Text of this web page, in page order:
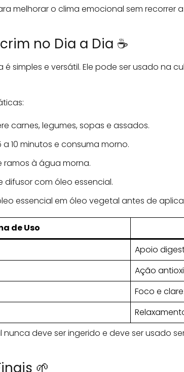
melhorar o clima emocional sem recorrer
no Dia a Dia ☕
simples e versátil. Ele pode ser usado na
carnes, legumes, sopas e assados.
a 10 minutos e consuma morno.
ramos à água morna.
difusor com óleo essencial.
essencial em óleo vegetal antes de
de Uso
Apoio
Ação
Foco e
nunca deve ser ingerido e deve ser usado
🌱